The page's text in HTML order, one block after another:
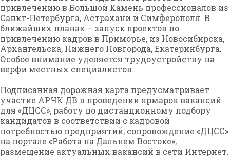
привлечению в Большой Камень профессионалов из
Санкт-Петербурга, Астрахани и Симферополя. В
ближайших планах – запуск проектов по
привлечению кадров в Приморье, из Новосибирска,
Архангельска, Нижнего Новгорода, Екатеринбурга.
Особое внимание уделяется трудоустройству на
верфи местных специалистов.
Подписанная дорожная карта предусматривает
участие АРЧК ДВ в проведении ярмарок вакансий
для «ДЦСС», работу по дистанционному подбору
кандидатов в соответствии с кадровой
потребностью предприятий, сопровождение «ДЦСС»
на портале «Работа на Дальнем Востоке»,
размещение актуальных вакансий в сети Интернет.